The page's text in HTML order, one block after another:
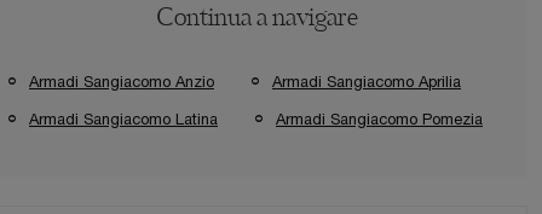
Continua a navigare
Armadi Sangiacomo Anzio Armadi Sangiacomo Aprilia
Armadi Sangiacomo Latina Armadi Sangiacomo Pomezia